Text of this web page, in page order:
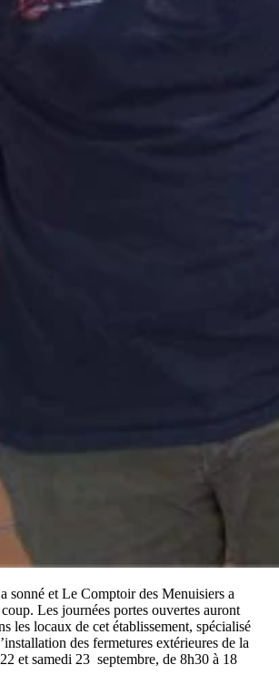
sonné et Le Comptoir des Menuisiers a
Les journées portes ouvertes auront
les locaux de cet établissement, spécialisé
des fermetures extérieures de la
et samedi 23 septembre, de 8h30 à 18